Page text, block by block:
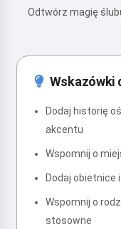
Odtwórz magię
Wskazówki
Dodaj historię
akcentu
Wspomnij o
Dodaj obietnice
Wspomnij o
stosowne